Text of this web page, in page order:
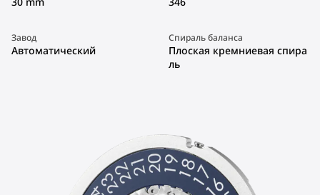
Завод
Автоматический
Спираль баланса
Плоская кремниевая спира
ль